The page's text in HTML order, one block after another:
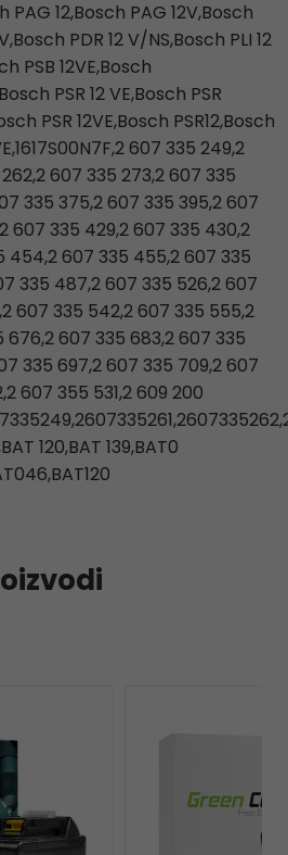
PAG 12,Bosch PAG 12V,Bosch
PDR 12 V/NS,Bosch PLI 12
PSB 12VE,Bosch
PSR 12 VE,Bosch PSR
PSR 12VE,Bosch PSR12,Bosch
607 335 249,2
607 335 273,2 607 335
335 375,2 607 335 395,2 607
607 335 429,2 607 335 430,2
454,2 607 335 455,2 607 335
335 487,2 607 335 526,2 607
607 335 542,2 607 335 555,2
607 335 683,2 607 335
335 697,2 607 335 709,2 607
607 355 531,2 609 200
120,BAT 139,BAT0